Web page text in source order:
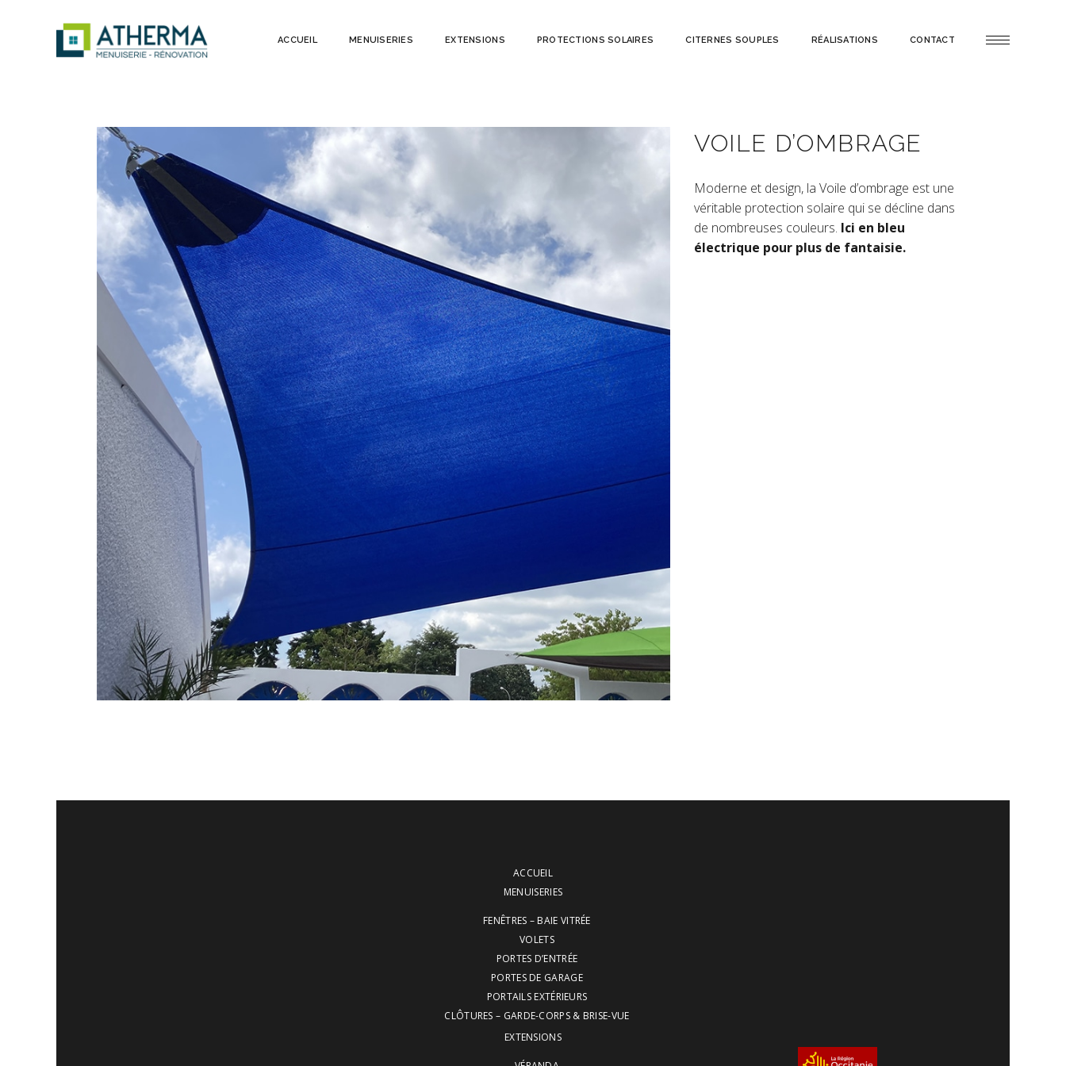
ACCUEIL MENUISERIES EXTENSIONS PROTECTIONS SOLAIRES CITERNES SOUPLES RÉALISATIONS CONTACT
VOILE D’OMBRAGE
Moderne et design, la Voile d’ombrage est une
véritable protection solaire qui se décline dans
de nombreuses couleurs. Ici en bleu
électrique pour plus de fantaisie.
ACCUEIL
MENUISERIES
FENÊTRES – BAIE VITRÉE
VOLETS
PORTES D’ENTRÉE
PORTES DE GARAGE
PORTAILS EXTÉRIEURS
CLÔTURES – GARDE-CORPS & BRISE-VUE
EXTENSIONS